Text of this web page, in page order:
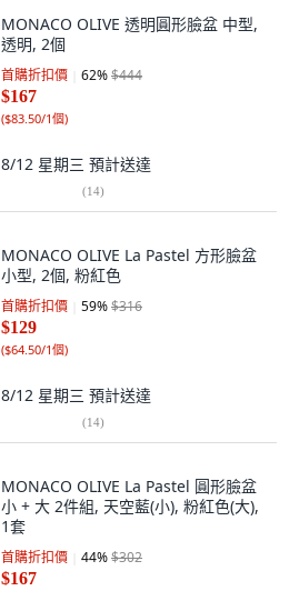
MONACO OLIVE 透明圓形臉盆 中型,
透明, 2個
首購折扣價 62%$444
$167
($83.50/1個)
8/12 星期三 預計送達
(14)
MONACO OLIVE La Pastel 方形臉盆
小型, 2個, 粉紅色
首購折扣價 59%$316
$129
($64.50/1個)
8/12 星期三 預計送達
(14)
MONACO OLIVE La Pastel 圓形臉盆
小 + 大 2件組, 天空藍(小), 粉紅色(大),
1套
首購折扣價 44%$302
$167